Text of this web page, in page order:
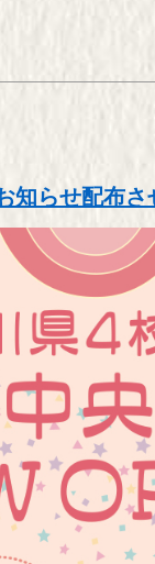
らせ配布さ